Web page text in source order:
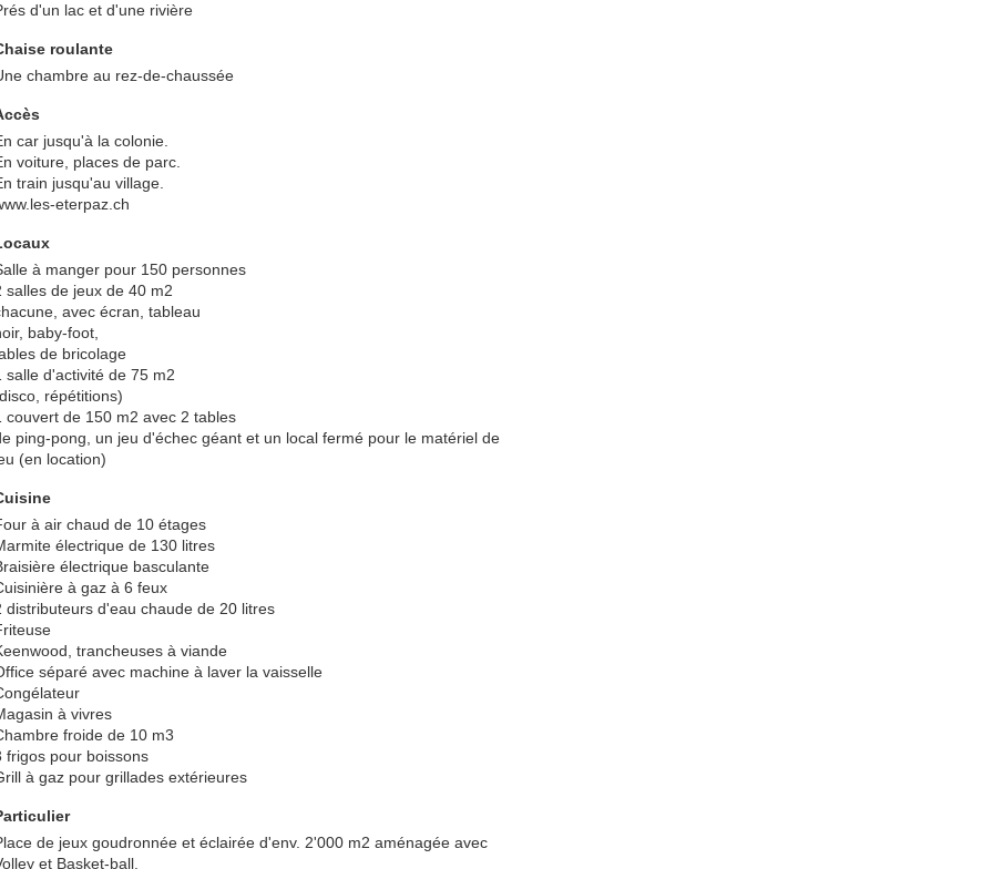
d'un lac et d'une rivière
roulante
chambre au rez-de-chaussée
car jusqu'à la colonie.
voiture, places de parc.
train jusqu'au village.
eterpaz.ch
à manger pour 150 personnes
salles de jeux de 40 m2
avec écran, tableau
baby-foot,
de bricolage
salle d'activité de 75 m2
répétitions)
couvert de 150 m2 avec 2 tables
ping-pong, un jeu d'échec géant et un local fermé pour le matériel de
(en location)
à air chaud de 10 étages
électrique de 130 litres
électrique basculante
à gaz à 6 feux
distributeurs d'eau chaude de 20 litres
trancheuses à viande
séparé avec machine à laver la vaisselle
à vivres
froide de 10 m3
frigos pour boissons
à gaz pour grillades extérieures
de jeux goudronnée et éclairée d'env. 2'000 m2 aménagée avec
et Basket-ball.